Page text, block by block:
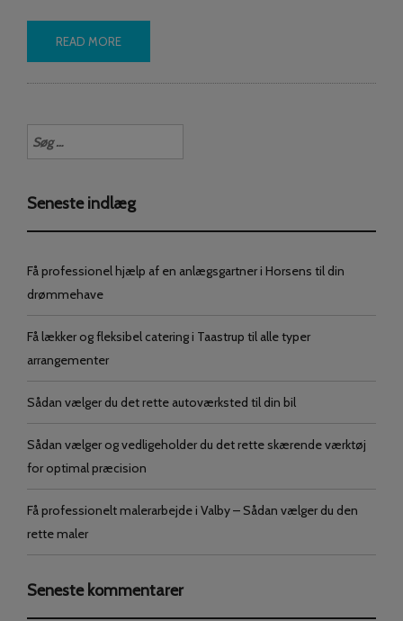
READ MORE
efter:
Seneste indlæg
Få professionel hjælp af en anlægsgartner i Horsens til din
drømmehave
Få lækker og fleksibel catering i Taastrup til alle typer
arrangementer
Sådan vælger du det rette autoværksted til din bil
Sådan vælger og vedligeholder du det rette skærende værktøj
for optimal præcision
Få professionelt malerarbejde i Valby – Sådan vælger du den
rette maler
Seneste kommentarer